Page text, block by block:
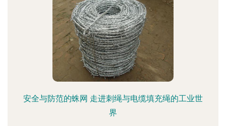
安全与防范的蛛网 走进刺绳与电缆填充绳的工业世
界